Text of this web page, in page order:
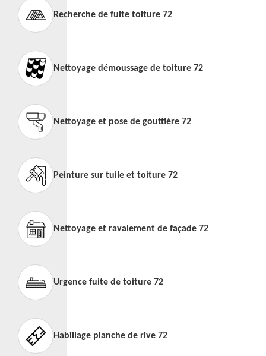
Recherche de fuite toiture 72
Nettoyage démoussage de toiture 72
Nettoyage et pose de gouttière 72
Peinture sur tuile et toiture 72
Nettoyage et ravalement de façade 72
Urgence fuite de toiture 72
Habillage planche de rive 72